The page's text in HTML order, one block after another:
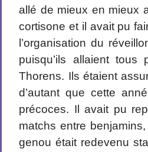
allé de mieux en mieux
cortisone et il avait pu
l’organisation du
puisqu’ils allaient
Thorens. Ils étaient
d’autant que cette
précoces. Il avait pu
matchs entre
genou était redevenu